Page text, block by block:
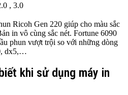
, 3.0
Ricoh Gen 220 giúp cho màu sắc
in vô cùng sắc nét. Fortune 6090
phun vượt trội so với những dòng
dx5,…
khi sử dụng máy in